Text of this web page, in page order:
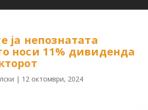
ја непознатата
носи 11% дивиденда
| 12 октомври, 2024